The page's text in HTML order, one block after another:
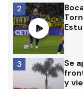
2
Se
y
3